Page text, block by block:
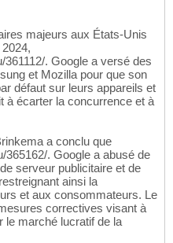
majeurs aux États-Unis
. Google a versé des
et Mozilla pour que son
défaut sur leurs appareils et
à écarter la concurrence et à
a conclu que
365162/. Google a abusé de
serveur publicitaire et de
ainsi la
et aux consommateurs. Le
correctives visant à
le marché lucratif de la